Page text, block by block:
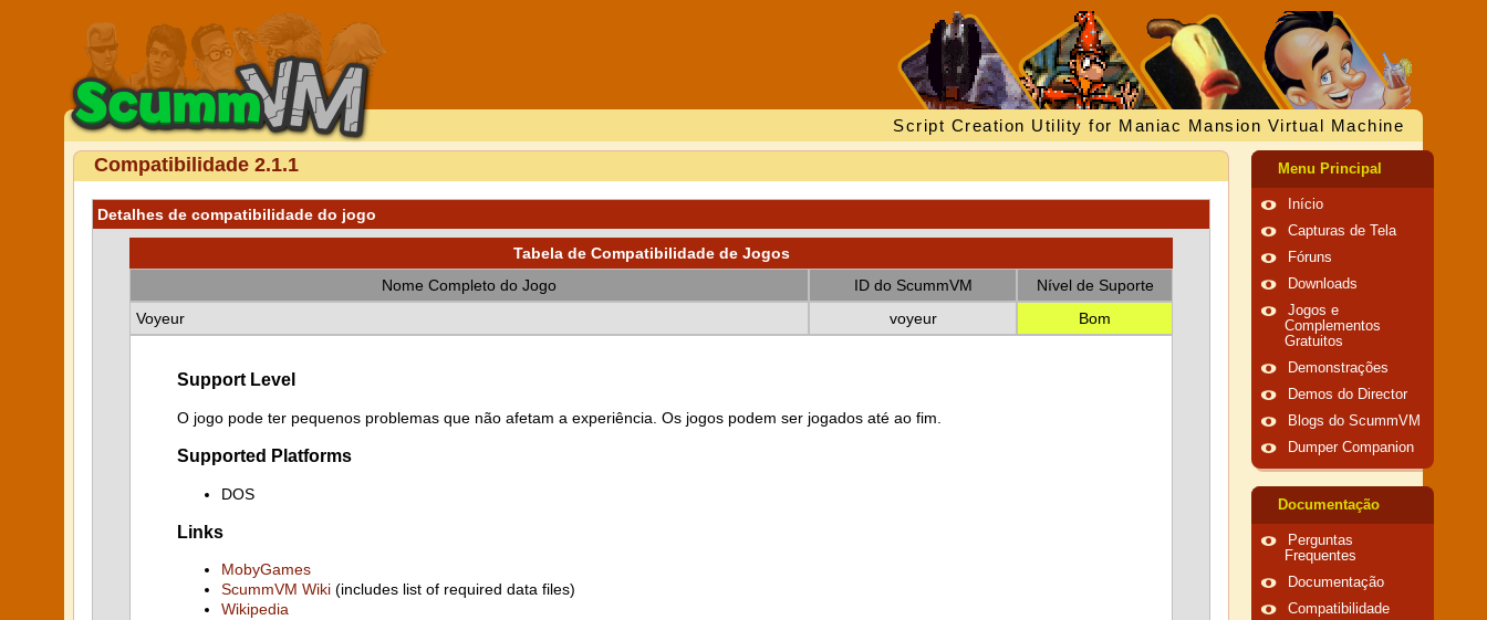
Script Creation Utility for Maniac Mansion Virtual Machine
Compatibilidade 2.1.1
Detalhes de compatibilidade do jogo
Tabela de Compatibilidade de Jogos
Nome Completo do Jogo
ID do ScummVM
Nível de Suporte
Voyeur
voyeur Bom
Support Level
O jogo pode ter pequenos problemas que não afetam a experiência. Os jogos podem ser jogados até ao fim.
Supported Platforms
DOS
Links
MobyGames
ScummVM Wiki (includes list of required data files)
Wikipedia
Menu Principal
Início
Capturas de Tela
Fóruns
Downloads
Jogos e
Complementos
Gratuitos
Demonstrações
Demos do Director
Blogs do ScummVM
Dumper Companion
Documentação
Perguntas
Frequentes
Documentação
Compatibilidade